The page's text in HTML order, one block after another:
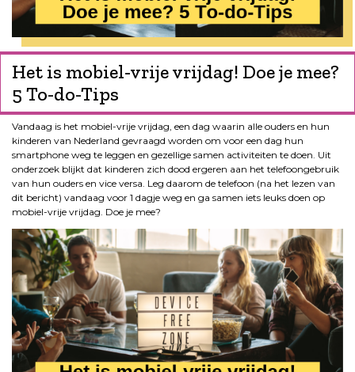
Het is mobiel-vrije vrijdag! Doe je mee?
5 To-do-Tips
Vandaag is het mobiel-vrije vrijdag, een dag waarin alle ouders en hun
kinderen van Nederland gevraagd worden om voor een dag hun
smartphone weg te leggen en gezellige samen activiteiten te doen. Uit
onderzoek blijkt dat kinderen zich dood ergeren aan het telefoongebruik
van hun ouders en vice versa. Leg daarom de telefoon (na het lezen van
dit bericht) vandaag voor 1 dagje weg en ga samen iets leuks doen op
mobiel-vrije vrijdag. Doe je mee?